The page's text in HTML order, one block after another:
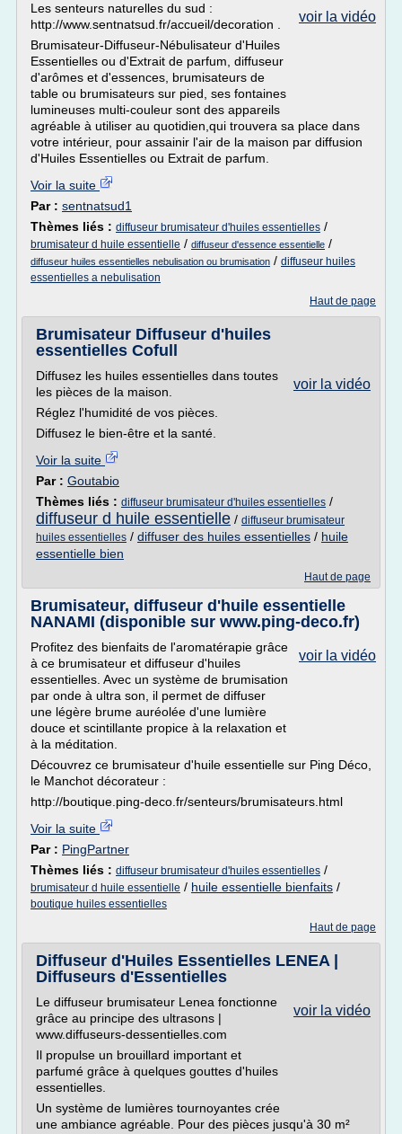
voir la vidéo
Les senteurs naturelles du sud :
http://www.sentnatsud.fr/accueil/decoration .
Brumisateur-Diffuseur-Nébulisateur d'Huiles
Essentielles ou d'Extrait de parfum, diffuseur
d'arômes et d'essences, brumisateurs de
table ou brumisateurs sur pied, ses fontaines
lumineuses multi-couleur sont des appareils
agréable à utiliser au quotidien,qui trouvera sa place dans
votre intérieur, pour assainir l'air de la maison par diffusion
d'Huiles Essentielles ou Extrait de parfum.
Voir la suite
Par : sentnatsud1
Thèmes liés : diffuseur brumisateur d'huiles essentielles /
brumisateur d huile essentielle / diffuseur d'essence essentielle /
diffuseur huiles essentielles nebulisation ou brumisation / diffuseur huiles
essentielles a nebulisation
Haut de page
Brumisateur Diffuseur d'huiles
essentielles Cofull
voir la vidéo
Diffusez les huiles essentielles dans toutes
les pièces de la maison.
Réglez l'humidité de vos pièces.
Diffusez le bien-être et la santé.
Voir la suite
Par : Goutabio
Thèmes liés : diffuseur brumisateur d'huiles essentielles /
diffuseur d huile essentielle / diffuseur brumisateur
huiles essentielles / diffuser des huiles essentielles / huile
essentielle bien
Haut de page
Brumisateur, diffuseur d'huile essentielle
NANAMI (disponible sur www.ping-deco.fr)
voir la vidéo
Profitez des bienfaits de l'aromatérapie grâce
à ce brumisateur et diffuseur d'huiles
essentielles. Avec un système de brumisation
par onde à ultra son, il permet de diffuser
une légère brume auréolée d'une lumière
douce et scintillante propice à la relaxation et
à la méditation.
Découvrez ce brumisateur d'huile essentielle sur Ping Déco,
le Manchot décorateur :
http://boutique.ping-deco.fr/senteurs/brumisateurs.html
Voir la suite
Par : PingPartner
Thèmes liés : diffuseur brumisateur d'huiles essentielles /
brumisateur d huile essentielle / huile essentielle bienfaits /
boutique huiles essentielles
Haut de page
Diffuseur d'Huiles Essentielles LENEA |
Diffuseurs d'Essentielles
voir la vidéo
Le diffuseur brumisateur Lenea fonctionne
grâce au principe des ultrasons |
www.diffuseurs-dessentielles.com
Il propulse un brouillard important et
parfumé grâce à quelques gouttes d'huiles
essentielles.
Un système de lumières tournoyantes crée
une ambiance agréable. Pour des pièces jusqu'à 30 m²